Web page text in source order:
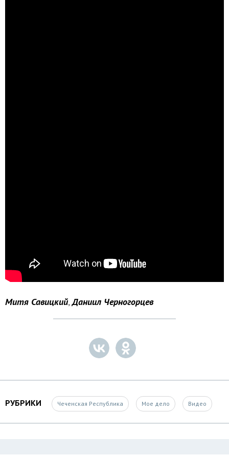
Митя Савицкий,Даниил Черногорцев
РУБРИКИ Чеченская Республика Мое дело Видео